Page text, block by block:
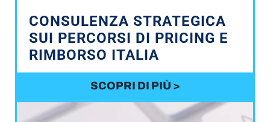
CONSULENZA STRATEGICA
SUI PERCORSI DI PRICING E
RIMBORSO ITALIA
SCOPRI DI PIÙ >